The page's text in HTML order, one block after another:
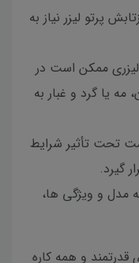
پرتو لیزر نیاز به
ممکن است در
مه یا گرد و غبار به
تحت تأثیر شرایط
گیرد.
مدل و ویژگی ها،
قدرتمند و همه کاره